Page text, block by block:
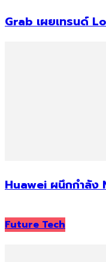
Grab เผยเทรนด์
Huawei ผนึกกำลัง
Future Tech